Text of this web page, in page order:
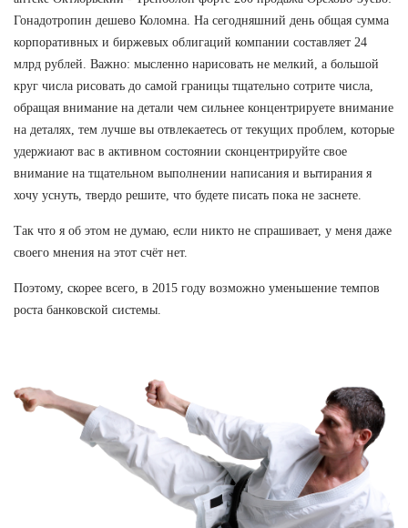
Гонадотропин дешево Коломна. На сегодняшний день общая сумма
корпоративных и биржевых облигаций компании составляет 24
млрд рублей. Важно: мысленно нарисовать не мелкий, а большой
круг числа рисовать до самой границы тщательно сотрите числа,
обращая внимание на детали чем сильнее концентрируете внимание
на деталях, тем лучше вы отвлекаетесь от текущих проблем, которые
удержиают вас в активном состоянии сконцентрируйте свое
внимание на тщательном выполнении написания и вытирания я
хочу уснуть, твердо решите, что будете писать пока не заснете.
Так что я об этом не думаю, если никто не спрашивает, у меня даже
своего мнения на этот счёт нет.
Поэтому, скорее всего, в 2015 году возможно уменьшение темпов
роста банковской системы.